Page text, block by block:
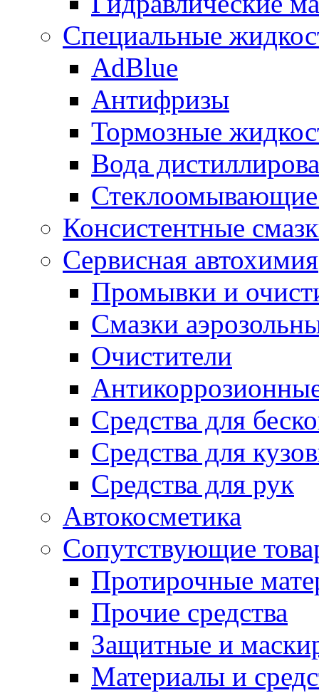
Специальные
AdBlue
Антифризы
Тормозные
Вода
Консистентные
Сервисная автохимия
Промывки и
Смазки
Очистители
Средства для
Средства для
Средства для рук
Автокосметика
Сопутствующие
Протирочные
Прочие средства
Защитные и
Материалы и